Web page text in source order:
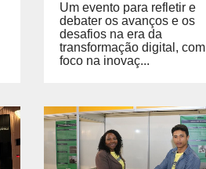
Um evento para refletir e
debater os avanços e os
desafios na era da
transformação digital, com
foco na inovaç...